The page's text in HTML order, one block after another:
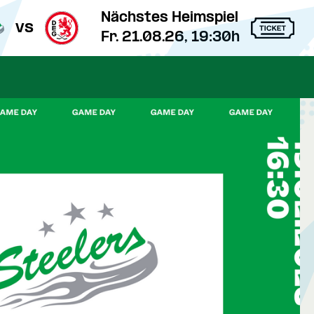
vs
Nächstes Heimspiel
Fr. 21.08.26, 19:30h